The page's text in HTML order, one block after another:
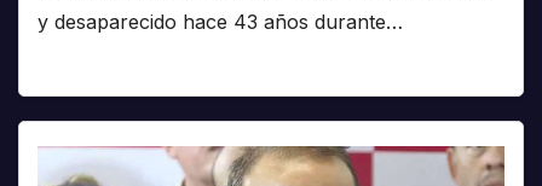
y desaparecido hace 43 años durante…